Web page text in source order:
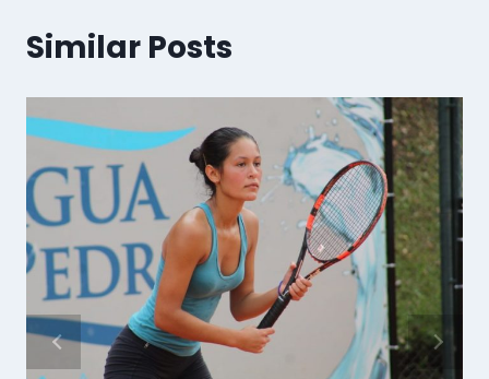
Similar Posts